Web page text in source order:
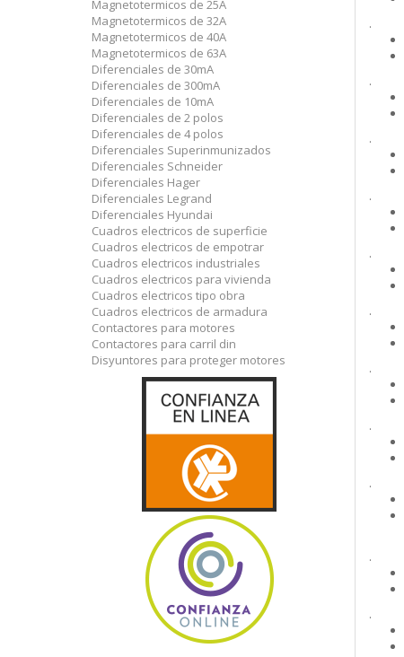
.
.
.
.
.
.
.
.
.
.
.
Magnetotermicos de 25A
Magnetotermicos de 32A
Magnetotermicos de 40A
Magnetotermicos de 63A
Diferenciales de 30mA
Diferenciales de 300mA
Diferenciales de 10mA
Diferenciales de 2 polos
Diferenciales de 4 polos
Diferenciales Superinmunizados
Diferenciales Schneider
Diferenciales Hager
Diferenciales Legrand
Diferenciales Hyundai
Cuadros electricos de superficie
Cuadros electricos de empotrar
Cuadros electricos industriales
Cuadros electricos para vivienda
Cuadros electricos tipo obra
Cuadros electricos de armadura
Contactores para motores
Contactores para carril din
Disyuntores para proteger motores